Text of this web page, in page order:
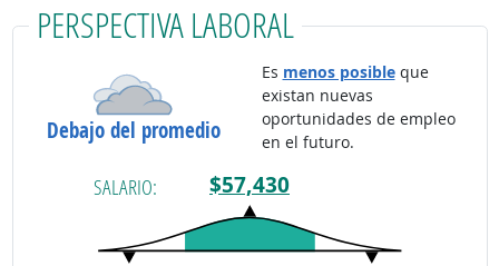
PERSPECTIVA LABORAL
Debajo del promedio
Es menos posibleque
existan nuevas
oportunidades de empleo
en el futuro.
SALARIO: $57,430